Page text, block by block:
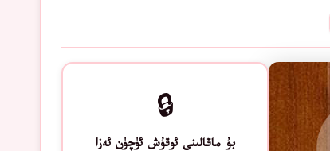
🔒
بۇ ماقالىنى ئوقۇش ئۈچۈن ئەزا